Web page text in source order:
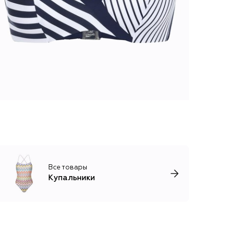
Все товары
Купальники